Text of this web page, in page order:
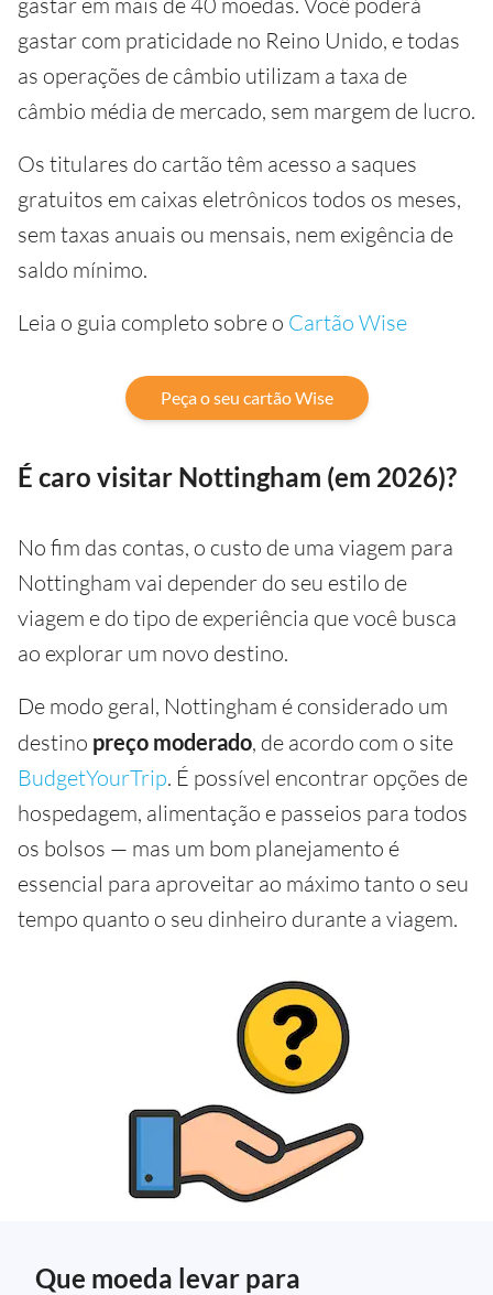
gastar com praticidade no Reino Unido, e todas
as operações de câmbio utilizam a taxa de
câmbio média de mercado, sem margem de lucro.
Os titulares do cartão têm acesso a saques
gratuitos em caixas eletrônicos todos os meses,
sem taxas anuais ou mensais, nem exigência de
saldo mínimo.
Leia o guia completo sobre o Cartão Wise
Peça o seu cartão Wise
É caro visitar Nottingham (em 2026)?
No fim das contas, o custo de uma viagem para
Nottingham vai depender do seu estilo de
viagem e do tipo de experiência que você busca
ao explorar um novo destino.
De modo geral, Nottingham é considerado um
destino preço moderado, de acordo com o site
BudgetYourTrip. É possível encontrar opções de
hospedagem, alimentação e passeios para todos
os bolsos — mas um bom planejamento é
essencial para aproveitar ao máximo tanto o seu
tempo quanto o seu dinheiro durante a viagem.
Que moeda levar para